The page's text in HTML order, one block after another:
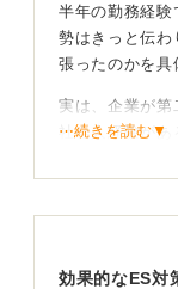
半年の勤務経験
勢はきっと伝わ
張ったのかを具
実は、企業が第
社会人経験があ
⋯続きを読む▼
効果的なES対